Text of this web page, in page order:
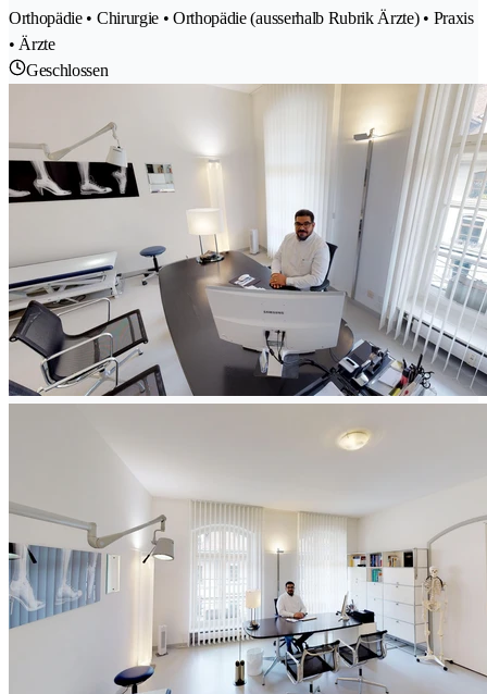
Orthopädie • Chirurgie • Orthopädie (ausserhalb Rubrik Ärzte) • Praxis
• Ärzte
Geschlossen